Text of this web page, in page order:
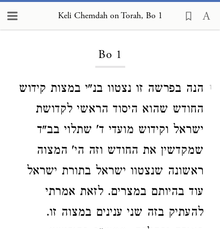
Keli Chemdah on Torah, Bo 1
Bo 1
1
הנה בפרשה זו נצטוו בנ"י במצות קידוש
החודש שהוא היסוד הראשי לקדושת
ישראל וקידוש מועדי ד' שתלוי בב"ד
שמקדשין את החודש וזה הי' המצוה
ראשונה שנצטוו ישראל בתורת ישראל
עוד בהיותם במצרים. לזאת אמרתי
להעתיק בזה שני ענינים במצוה זו.